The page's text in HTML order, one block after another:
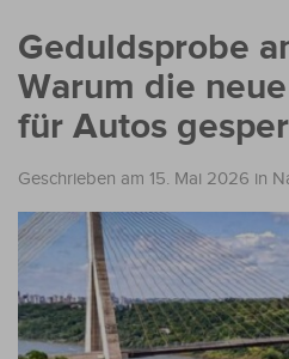
Geduldsprobe
Warum die
für Autos
Geschrieben am 15. Mai 2026 in